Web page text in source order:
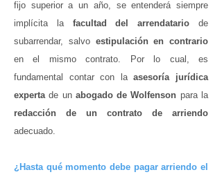
fijo superior a un año, se entenderá siempre
implícita la facultad del arrendatario de
subarrendar, salvo estipulación en contrario
en el mismo contrato. Por lo cual, es
fundamental contar con laasesoría jurídica
expertade un abogado de Wolfenson para la
redacción de un contrato de arriendo
adecuado.
¿Hasta qué momento debe pagar arriendo el